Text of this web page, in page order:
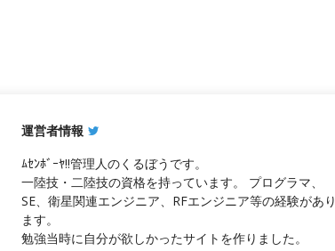
運営者情報
ﾑｾﾝﾎﾞｰﾔ!!管理人のくるぼうです。
一陸技・二陸技の資格を持っています。 プログラマ、
SE、衛星関連エンジニア、RFエンジニア等の経験があり
ます。
勉強当時に自分が欲しかったサイトを作りました。